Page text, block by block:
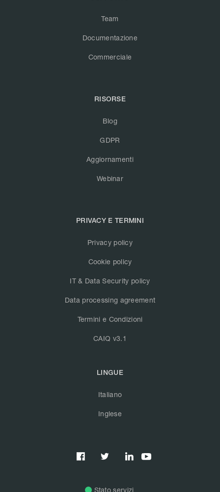
Team
Documentazione
Commerciale
RISORSE
Blog
GDPR
Aggiornamenti
Webinar
PRIVACY E TERMINI
Privacy policy
Cookie policy
IT & Data Security policy
Data processing agreement
Termini e Condizioni
CAIQ v3.1
LINGUE
Italiano
Inglese
  
Stato servizi